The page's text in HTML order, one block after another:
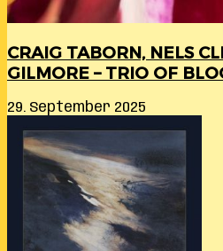
CRAIG TABORN, NELS
GILMORE – TRIO OF
29. September 2025